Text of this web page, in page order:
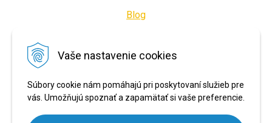
Vaše nastavenie cookies
Súbory cookie nám pomáhajú pri poskytovaní služieb pre
vás. Umožňujú spoznať a zapamätať si vaše preferencie.
Blog
BEZPEČNÉ PLATBY